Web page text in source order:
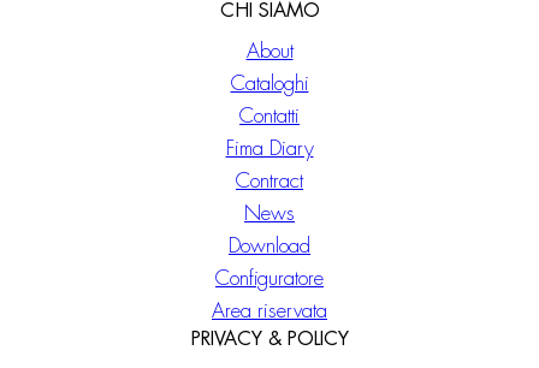
CHI SIAMO
About
Cataloghi
Contatti
Fima Diary
Contract
News
Download
Configuratore
Area riservata
PRIVACY & POLICY